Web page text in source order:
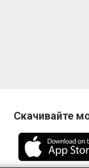
Скачивайте